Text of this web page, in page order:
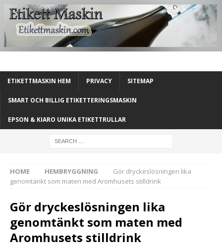
ETIKETTMASKIN HEM PRIVACY SITEMAP
SMART OCH BILLIG ETIKETTERINGSMASKIN
EPSON & KIARO UNIKA ETIKETTRULLAR
HOME HEMBRYGGNING
Gör dryckeslösningen lika
genomtänkt som maten med Aromhusets stilldrink
Gör dryckeslösningen lika
genomtänkt som maten med
Aromhusets stilldrink